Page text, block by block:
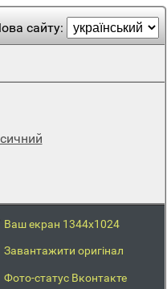
сайту:
Ваш екран 1344x1024
Завантажити оригінал
Фото-статус Вконтакте